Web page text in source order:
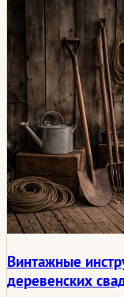
так же сильно, как
Винтажные
деревенских